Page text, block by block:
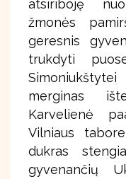
atsiriboję
žmonės
geresnis
trukdyti
merginas
Karvelienė
Vilniaus
dukras
gyvenančių